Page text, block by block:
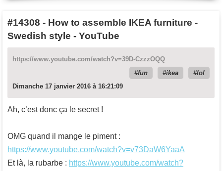
#14308 - How to assemble IKEA furniture -
Swedish style - YouTube
https://www.youtube.com/watch?v=39D-CzzzOQQ
fun
ikea
lol
Dimanche 17 janvier 2016 à 16:21:09
Ah, c’est donc ça le secret !
OMG quand il mange le piment :
https://www.youtube.com/watch?v=v73DaW6YaaA
Et là, la rubarbe : https://www.youtube.com/watch?